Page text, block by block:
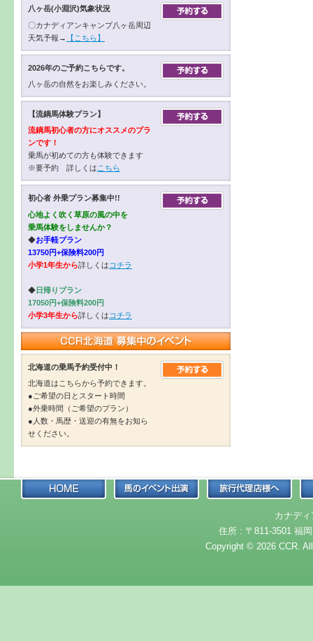
八ヶ岳(小淵沢)気象状況
〇カナディアンキャンプ八ヶ岳周辺
天気予報→
【こちら】
2026年のご予約こちらです。
八ヶ岳の自然をお楽しみください。
【流鏑馬体験プラン】
流鏑馬初心者の方にオススメのプラ
ンです！
乗馬が初めての方も体験できます
※要予約 詳しくは こちら
初心者 外乗プラン募集中!!
心地よく吹く草原の風の中を
乗馬体験をしませんか？
◆お手軽プラン
13750円+保険料200円
小学1年生から詳しくは コチラ
◆日帰りプラン
17050円+保険料200円
小学3年生から詳しくは コチラ
北海道の乗馬予約受付中！
北海道はこちらから予約できます。
●ご希望の日とスタート時間
●外乗時間（ご希望のプラン）
●人数・馬歴・送迎の有無をお知ら
せください。
カナデ
住所 : 〒811-3501 福
Copyright © 2026 CCR.